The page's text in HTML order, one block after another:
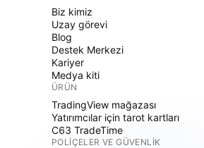
Biz kimiz
Uzay görevi
Blog
Destek Merkezi
Kariyer
Medya kiti
ÜRÜN
TradingView mağazası
Yatırımcılar için tarot kartları
C63 TradeTime
POLIÇELER VE GÜVENLIK